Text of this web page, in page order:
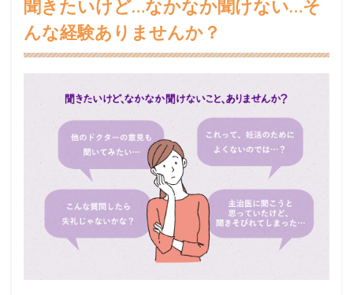
聞きたいけど…なかなか聞けない…そ
んな経験ありませんか？